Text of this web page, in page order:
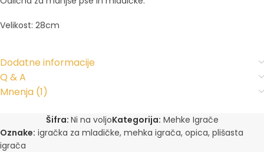
Velikost: 28cm
Dodatne informacije
Q & A
Mnenja (1)
Šifra: Ni na voljoKategorija: Mehke Igrače
Oznake: igračka za mladičke, mehka igrača, opica, plišasta
igrača